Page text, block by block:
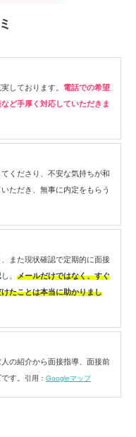
しております。 電話での希望
ど手厚く対応していただきま
てくださり、不安な気持ちが和
ただき、無事に内定をもらう
また現状確認で定期的に面接
、 メールだけではなく、すぐ
たことは本当に助かりまし
人の紹介から面接指導、面接前
す。
引用： Googleマップ